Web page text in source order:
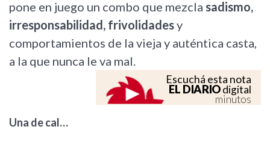
pone en juego un combo que mezcla sadismo,
irresponsabilidad, frivolidadesy
comportamientos de la vieja y auténtica casta,
a la que nunca le va mal.
Escuchá esta nota
EL DIARIOdigital
minutos
Una de cal…